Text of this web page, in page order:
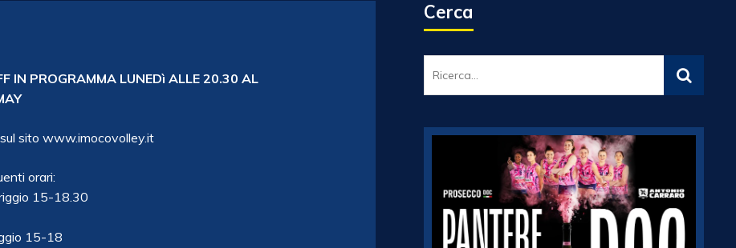
IN PROGRAMMA LUNEDì ALLE 20.30 AL
sito www.imocovolley.it
orari:
15-18.30
15-18
Cerca